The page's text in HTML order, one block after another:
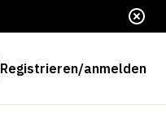
Registrieren/anmelden